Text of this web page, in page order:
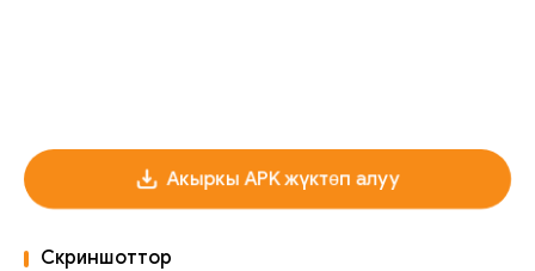
Акыркы APK жүктөп алуу
Скриншоттор